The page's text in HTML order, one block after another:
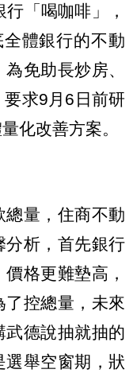
「喝咖啡」，
體銀行的不動
免助長炒房、
求9月6日前研
化改善方案。
總量，住商不動
分析，首先銀行
格更難墊高，
了控總量，未來
武德說抽就抽的
選舉空窗期，狀